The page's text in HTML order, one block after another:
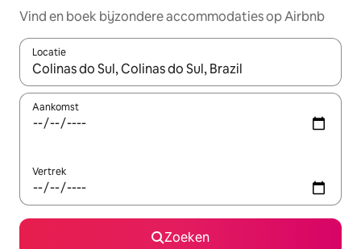
Vind en boek bijzondere accommodaties op Airbnb
Locatie
Wanneer er suggesties beschikbaar zijn, maak je een keuze
Aankomst
Vertrek
Zoeken